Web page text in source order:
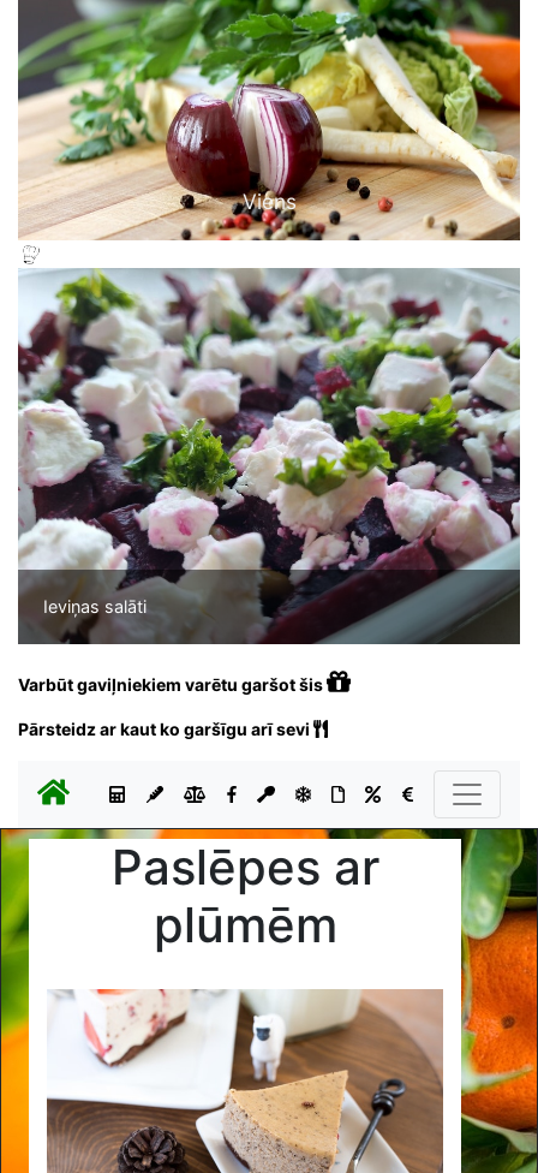
Viens
Ieviņas salāti
Varbūt gaviļniekiem varētu garšot šis
Pārsteidz ar kaut ko garšīgu arī sevi
Paslēpes ar
plūmēm